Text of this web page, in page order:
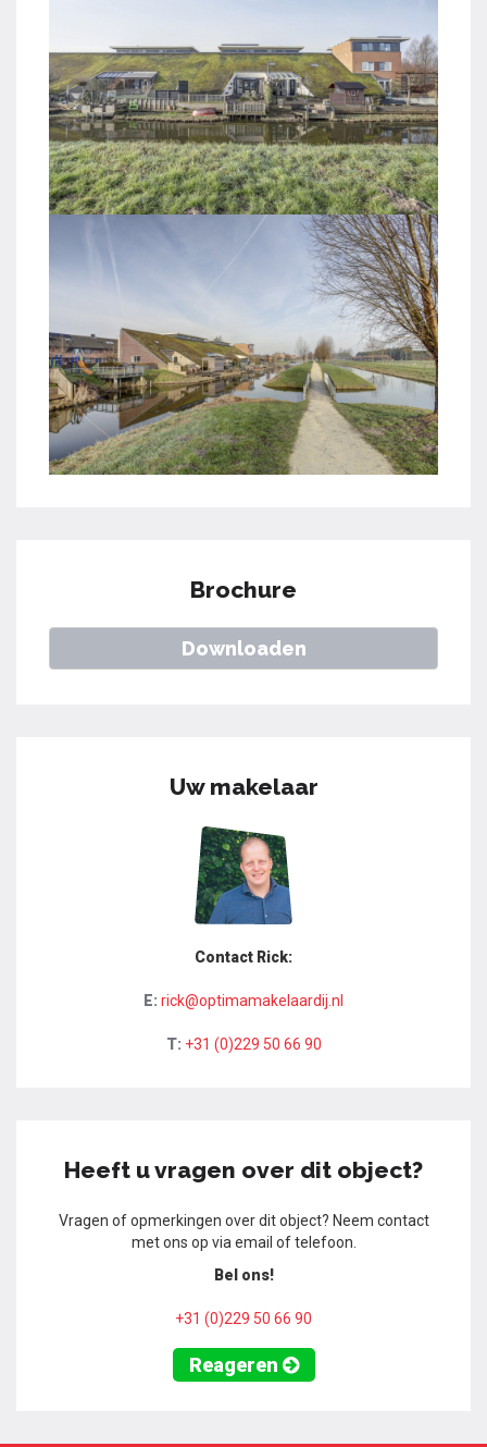
Brochure
Downloaden
Uw makelaar
Contact Rick:
E: rick@optimamakelaardij.nl
T: +31 (0)229 50 66 90
Heeft u vragen over dit object?
Vragen of opmerkingen over dit object? Neem contact
met ons op via email of telefoon.
Bel ons!
+31 (0)229 50 66 90
Reageren